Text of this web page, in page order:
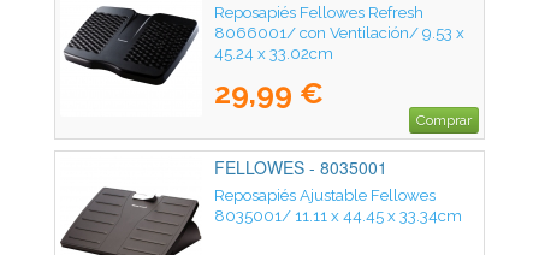
Reposapiés Fellowes Refresh
8066001/ con Ventilación/ 9.53 x
45.24 x 33.02cm
29,99 €
Comprar
FELLOWES - 8035001
Reposapiés Ajustable Fellowes
8035001/ 11.11 x 44.45 x 33.34cm